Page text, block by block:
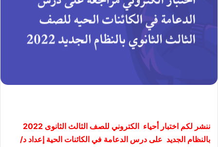
ننشر لكم اختبار أحياء الكتروني للصف الثالث الثانوى 2022
بالنظام الجديد على درس الدعامة في الكائنات الحية إعداد د/